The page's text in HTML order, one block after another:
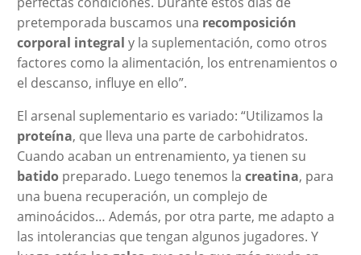
pretemporada buscamos una recomposición
corporal integral y la suplementación, como otros
factores como la alimentación, los entrenamientos o
el descanso, influye en ello”.
El arsenal suplementario es variado: “Utilizamos la
proteína, que lleva una parte de carbohidratos.
Cuando acaban un entrenamiento, ya tienen su
batidopreparado. Luego tenemos la creatina, para
una buena recuperación, un complejo de
aminoácidos… Además, por otra parte, me adapto a
las intolerancias que tengan algunos jugadores. Y